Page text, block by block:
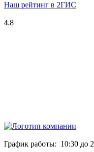
Наш рейтинг в 2ГИС
4.8
График работы: 10:30 до